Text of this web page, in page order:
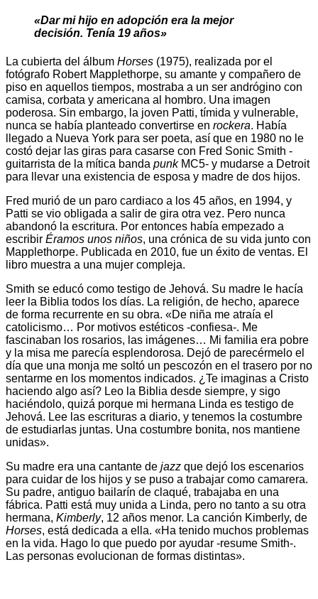
«Dar mi hijo en adopción era la mejor
decisión. Tenía 19 años»
La cubierta del álbum Horses (1975), realizada por el
fotógrafo Robert Mapplethorpe, su amante y compañero de
piso en aquellos tiempos, mostraba a un ser andrógino con
camisa, corbata y americana al hombro. Una imagen
poderosa. Sin embargo, la joven Patti, tímida y vulnerable,
nunca se había planteado convertirse en rockera. Había
llegado a Nueva York para ser poeta, así que en 1980 no le
costó dejar las giras para casarse con Fred Sonic Smith -
guitarrista de la mítica banda punkMC5- y mudarse a Detroit
para llevar una existencia de esposa y madre de dos hijos.
Fred murió de un paro cardiaco a los 45 años, en 1994, y
Patti se vio obligada a salir de gira otra vez. Pero nunca
abandonó la escritura. Por entonces había empezado a
escribir Éramos unos niños, una crónica de su vida junto con
Mapplethorpe. Publicada en 2010, fue un éxito de ventas. El
libro muestra a una mujer compleja.
Smith se educó como testigo de Jehová. Su madre le hacía
leer la Biblia todos los días. La religión, de hecho, aparece
de forma recurrente en su obra. «De niña me atraía el
catolicismo… Por motivos estéticos -confiesa-. Me
fascinaban los rosarios, las imágenes… Mi familia era pobre
y la misa me parecía esplendorosa. Dejó de parecérmelo el
día que una monja me soltó un pescozón en el trasero por no
sentarme en los momentos indicados. ¿Te imaginas a Cristo
haciendo algo así? Leo la Biblia desde siempre, y sigo
haciéndolo, quizá porque mi hermana Linda es testigo de
Jehová. Lee las escrituras a diario, y tenemos la costumbre
de estudiarlas juntas. Una costumbre bonita, nos mantiene
unidas».
Su madre era una cantante de jazz que dejó los escenarios
para cuidar de los hijos y se puso a trabajar como camarera.
Su padre, antiguo bailarín de claqué, trabajaba en una
fábrica. Patti está muy unida a Linda, pero no tanto a su otra
hermana, Kimberly, 12 años menor. La canción Kimberly, de
Horses, está dedicada a ella. «Ha tenido muchos problemas
en la vida. Hago lo que puedo por ayudar -resume Smith-.
Las personas evolucionan de formas distintas».